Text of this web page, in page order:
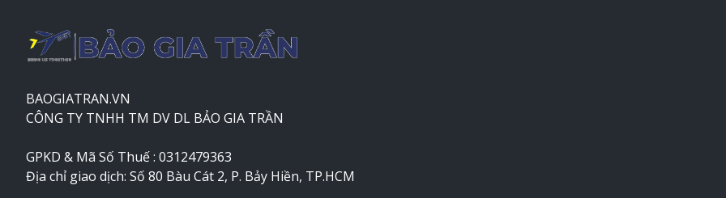
BAOGIATRAN.VN
CÔNG TY TNHH TM DV DL BẢO GIA TRẦN
GPKD & Mã Số Thuế : 0312479363
Địa chỉ giao dịch: Số 80 Bàu Cát 2, P. Bảy Hiền, TP.HCM